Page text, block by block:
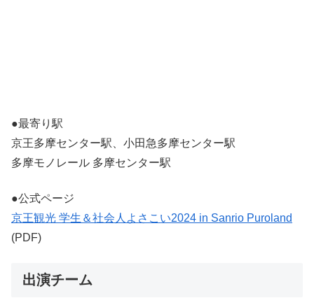
●最寄り駅
京王多摩センター駅、小田急多摩センター駅
多摩モノレール 多摩センター駅
●公式ページ
京王観光 学生＆社会人よさこい2024 in Sanrio Puroland
(PDF)
出演チーム